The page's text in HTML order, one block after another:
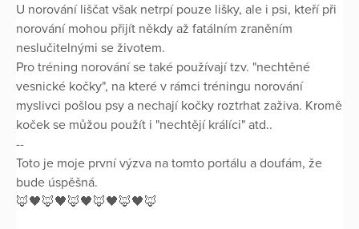
U norování liščat však netrpí pouze lišky, ale i psi, kteří při
norování mohou přijít někdy až fatálním zraněním
neslučitelnými se životem.
Pro tréning norování se také používají tzv. "nechtěné
vesnické kočky", na které v rámci tréningu norování
myslivci pošlou psy a nechají kočky roztrhat zaživa. Kromě
koček se můžou použít i "nechtějí králíci" atd..
--
Toto je moje první výzva na tomto portálu a doufám, že
bude úspěšná.
🦊🖤🦊🖤🦊🖤🦊🖤🦊🖤🦊